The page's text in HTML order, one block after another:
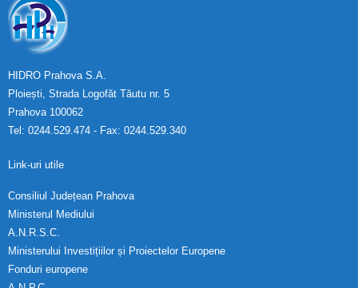
HIDRO Prahova S.A.
Ploiești, Strada Logofăt Tăutu nr. 5
Prahova 100062
Tel: 0244.529.474 - Fax: 0244.529.340
Link-uri utile
Consiliul Județean Prahova
Ministerul Mediului
A.N.R.S.C.
Ministerului Investițiilor și Proiectelor Europene
Fonduri europene